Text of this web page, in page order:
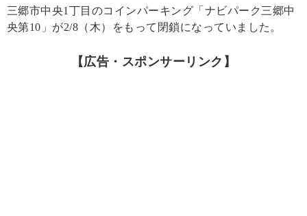
三郷市中央1丁目のコインパーキング「ナビパーク三郷中
央第10」が2/8（木）をもって閉鎖になっていました。
【広告・スポンサーリンク】